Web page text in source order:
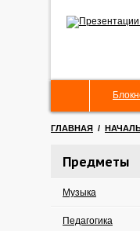
ГЛАВНАЯ /
Предметы
Музыка
Педагогика